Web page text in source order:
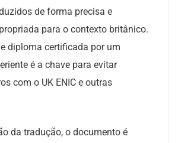
de forma precisa e
para o contexto britânico.
diploma certificada por um
é a chave para evitar
com o UK ENIC e outras
da tradução, o documento é